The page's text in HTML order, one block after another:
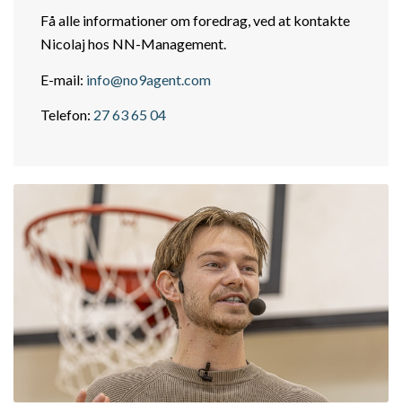
Få alle informationer om foredrag, ved at kontakte
Nicolaj hos NN-Management.
E-mail: info@no9agent.com
Telefon: 27 63 65 04